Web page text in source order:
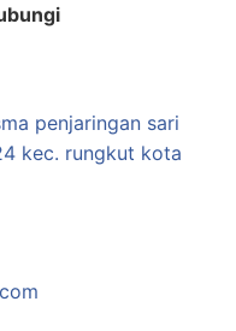
penjaringan sari
kec. rungkut kota